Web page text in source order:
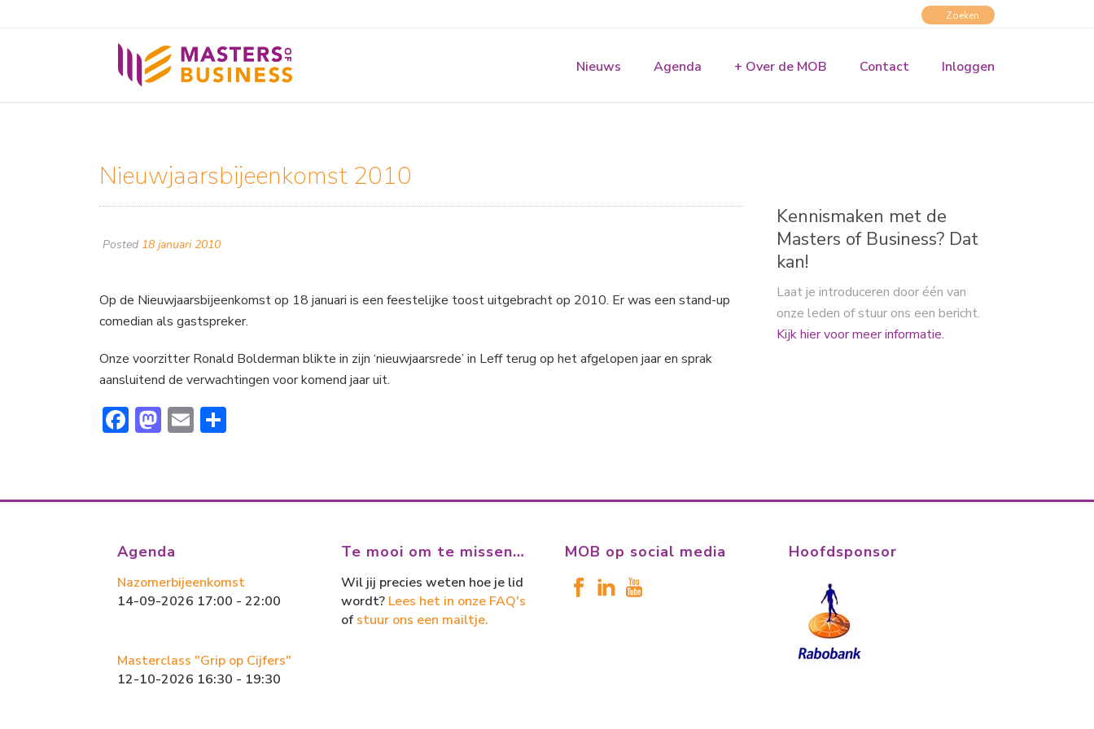
Nieuws Agenda + Over de MOB Contact Inloggen
Nieuwjaarsbijeenkomst 2010
Posted 18 januari 2010
Op de Nieuwjaarsbijeenkomst op 18 januari is een feestelijke toost uitgebracht op 2010. Er was een stand-up
comedian als gastspreker.
Onze voorzitter Ronald Bolderman blikte in zijn ‘nieuwjaarsrede’ in Leff terug op het afgelopen jaar en sprak
aansluitend de verwachtingen voor komend jaar uit.
F
b
ok
M
o
o
n
E
l n
Kennismaken met de
Masters of Business? Dat
kan!
Laat je introduceren door één van
onze leden of stuur ons een bericht.
Kijk hier voor meer informatie.
Agenda
Nazomerbijeenkomst
14-09-2026 17:00 - 22:00
Masterclass "Grip op Cijfers"
12-10-2026 16:30 - 19:30
Te mooi om te missen…
Wil jij precies weten hoe je lid
wordt? Lees het in onze FAQ's
of stuur ons een mailtje.
MOB op social media Hoofdsponsor